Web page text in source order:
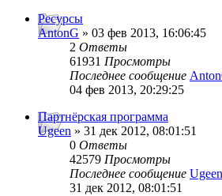
Ресурсы
AntonG » 03 фев 2013, 16:06:45
2 Ответы
61931 Просмотры
Последнее сообщение
04 фев 2013, 20:29:25
Партнёрская программа
Ugeen » 31 дек 2012, 08:01:51
0 Ответы
42579 Просмотры
Последнее сообщение Ugeen
31 дек 2012, 08:01:51